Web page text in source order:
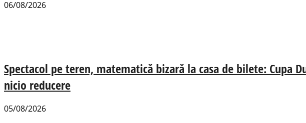
06/08/2026
Spectacol pe teren, matematică bizară la casa de bilete: Cupa
nicio reducere
05/08/2026